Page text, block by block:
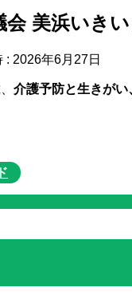
会 美浜いき
: 2026年6月27日
介護予防と生きがい